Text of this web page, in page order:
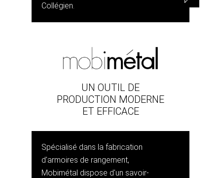
Collégien.
UN OUTIL DE
PRODUCTION MODERNE
ET EFFICACE
Spécialisé dans la fabrication
d'armoires de rangement,
Mobimétal dispose d'un savoir-